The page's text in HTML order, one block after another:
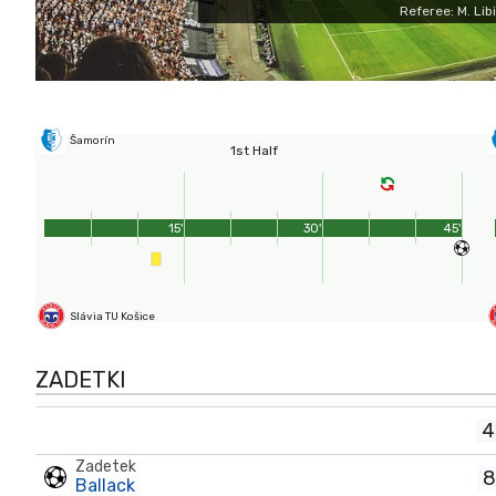
Referee: M.
Šamorín
1st Half
Slávia TU Košice
45'
15' 30'
ZADETKI
Zadetek
Ballack